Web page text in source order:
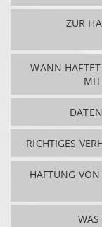
ZUR
WANN
RICHTIGES
HAFTUNG